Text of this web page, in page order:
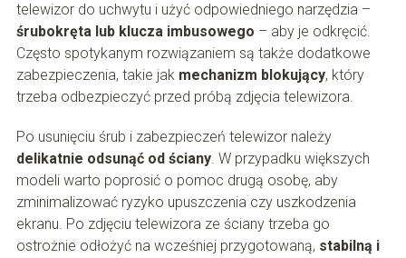
telewizor do uchwytu i użyć odpowiedniego narzędzia –
śrubokręta lub klucza imbusowego – aby je odkręcić.
Często spotykanym rozwiązaniem są także dodatkowe
zabezpieczenia, takie jak mechanizm blokujący, który
trzeba odbezpieczyć przed próbą zdjęcia telewizora.
Po usunięciu śrub i zabezpieczeń telewizor należy
delikatnie odsunąć od ściany. W przypadku większych
modeli warto poprosić o pomoc drugą osobę, aby
zminimalizować ryzyko upuszczenia czy uszkodzenia
ekranu. Po zdjęciu telewizora ze ściany trzeba go
ostrożnie odłożyć na wcześniej przygotowaną, stabilną i